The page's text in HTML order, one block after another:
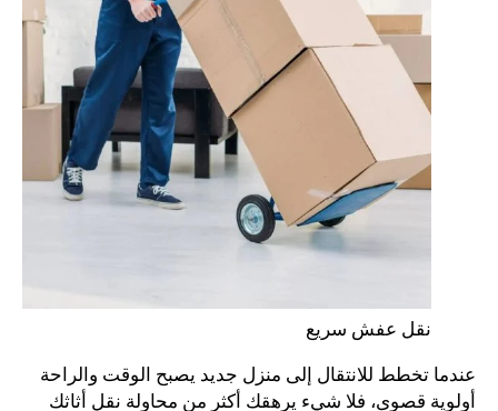
نقل عفش سريع
عندما تخطط للانتقال إلى منزل جديد يصبح الوقت والراحة
أولوية قصوى، فلا شيء يرهقك أكثر من محاولة نقل أثاثك